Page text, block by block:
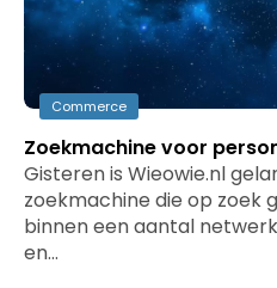
Commerce
Zoekmachine voor
Gisteren is Wieowie.nl
zoekmachine die op zoek
binnen een aantal
en…